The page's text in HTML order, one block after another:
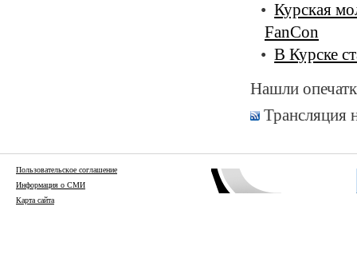
Курская
FanCon
В Курске
Нашли
Трансляция
Пользовательское соглашение
Информация о СМИ
Карта сайта